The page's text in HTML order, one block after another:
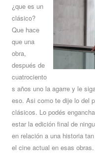
¿que es un
clásico?
Que hace
que una
obra,
después de
cuatrociento
s años uno la agarre y le
eso. Asi como te dije lo del
clásicos. Lo podés
estar la edición final de
en relación a una historia
el cine actual en esas